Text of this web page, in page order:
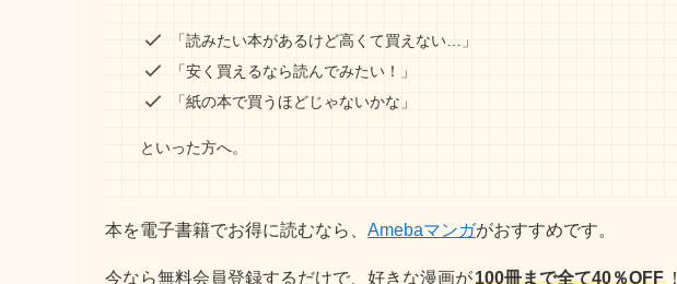
「読みたい本があるけど高くて買えない…」
「安く買えるなら読んでみたい！」
「紙の本で買うほどじゃないかな」
といった方へ。
本を電子書籍でお得に読むなら、 Amebaマンガがおすすめです。
今なら無料会員登録するだけで、好きな漫画が100冊まで全て40％OFF ！